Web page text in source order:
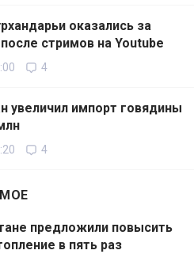
оказались за
стримов на Youtube
4
увеличил импорт говядины
4
предложили повысить
в пять раз